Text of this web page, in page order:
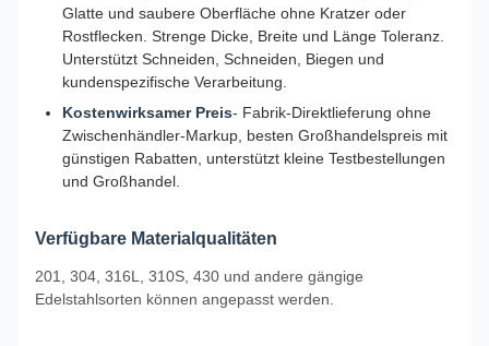
Glatte und saubere Oberfläche ohne Kratzer oder
Rostflecken. Strenge Dicke, Breite und Länge Toleranz.
Unterstützt Schneiden, Schneiden, Biegen und
kundenspezifische Verarbeitung.
Kostenwirksamer Preis- Fabrik-Direktlieferung ohne
Zwischenhändler-Markup, besten Großhandelspreis mit
günstigen Rabatten, unterstützt kleine Testbestellungen
und Großhandel.
Verfügbare Materialqualitäten
201, 304, 316L, 310S, 430 und andere gängige
Edelstahlsorten können angepasst werden.